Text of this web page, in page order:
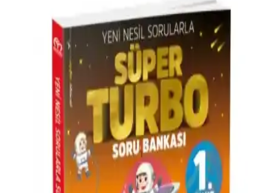
İngilizce Sözlüklü Defter İlkokul Öğrencileri İçin
Renkli ve Görsel Destekli Öğrenme Aracı
İngilizce sözlüklü defter, ilkokul çocuklarına yönelik renkli ve görsel
zengin içeriğiyle temel kelime ve ifadeleri eğlenceli şekilde öğretir,
alıştırmalarla pekiştirir.
Beyin Takımı 10'lu Hikaye Seti Çocuklar İçin
Eğlenceli ve Öğretici Okuma Kitabı Koleksiyonu
Model Eğitim Yayıncılık’ın Beyin Takımı 10'lu hikaye seti, 2-3. sınıf
çocuklar için uygun, görsellerle zenginleştirilmiş eğitici hikayeler
içerir, okuma becerilerini ve hayal gücünü artırır.
Editör Yayınları 1. Sınıf BİLSEM Tamamı Çözümlü
Soru Bankası Güncel Eğitim Kaynağı